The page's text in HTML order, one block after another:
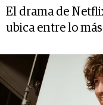
El drama de
ubica entre lo